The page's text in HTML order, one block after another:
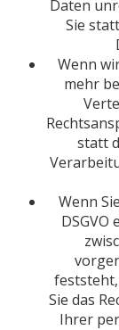
Daten
Sie
Wenn
mehr
statt
Wenn
Sie das
Ihrer